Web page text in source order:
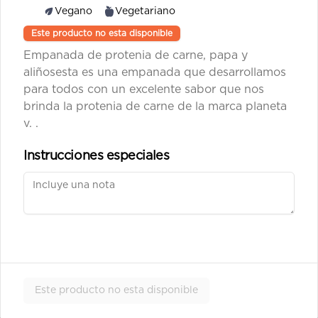
Krokantes de queso
Krokantes de maíz tostados con
queso parmesano..
Salsas
Salsa Agria 110 g
$9.500
Vegano Vegetariano
Este producto no esta disponible
Empanada de protenia de carne, papa y
aliñosesta es una empanada que desarrollamos
para todos con un excelente sabor que nos
brinda la protenia de carne de la marca planeta
v. .
Instrucciones especiales
Este producto no esta disponible